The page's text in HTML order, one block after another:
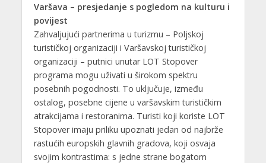
Varšava – presjedanje s pogledom na kulturu i
povijest
Zahvaljujući partnerima u turizmu – Poljskoj
turističkoj organizaciji i Varšavskoj turističkoj
organizaciji – putnici unutar LOT Stopover
programa mogu uživati u širokom spektru
posebnih pogodnosti. To uključuje, između
ostalog, posebne cijene u varšavskim turističkim
atrakcijama i restoranima. Turisti koji koriste LOT
Stopover imaju priliku upoznati jedan od najbrže
rastućih europskih glavnih gradova, koji osvaja
svojim kontrastima: s jedne strane bogatom